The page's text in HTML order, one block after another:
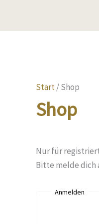
Start/ Shop
Shop
Nur für
Bitte melde dich
Anmelden